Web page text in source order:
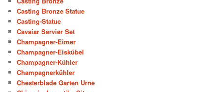
Casting Bronze Statue
Casting-Statue
Cavaiar Servier Set
Champagner-Eimer
Champagner-Eiskübel
Champagner-Kühler
Champagnerkühler
Chesterblade Garten Urne